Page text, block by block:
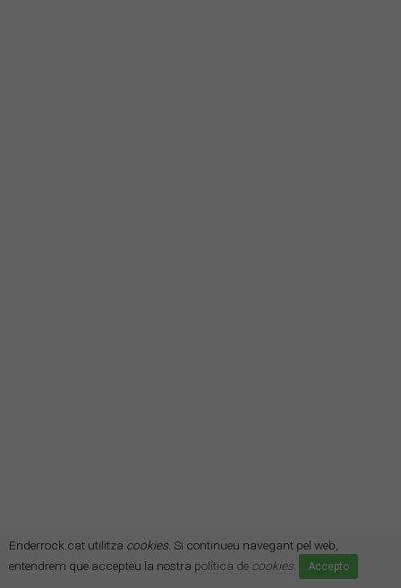
Enderrock.cat utilitza cookies. Si continueu navegant pel web,
entendrem que accepteu la nostra política de cookies. Accepto